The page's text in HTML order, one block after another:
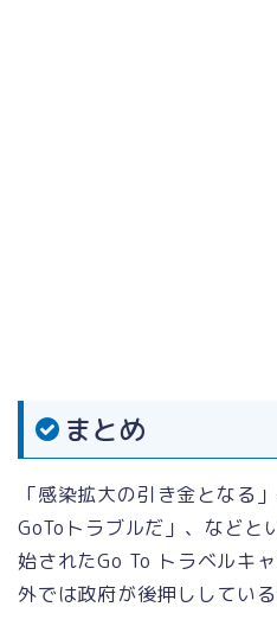
まとめ
「感染拡大の引き金となる
GoToトラブルだ」、などと
始されたGo To トラベルキ
外では政府が後押ししている